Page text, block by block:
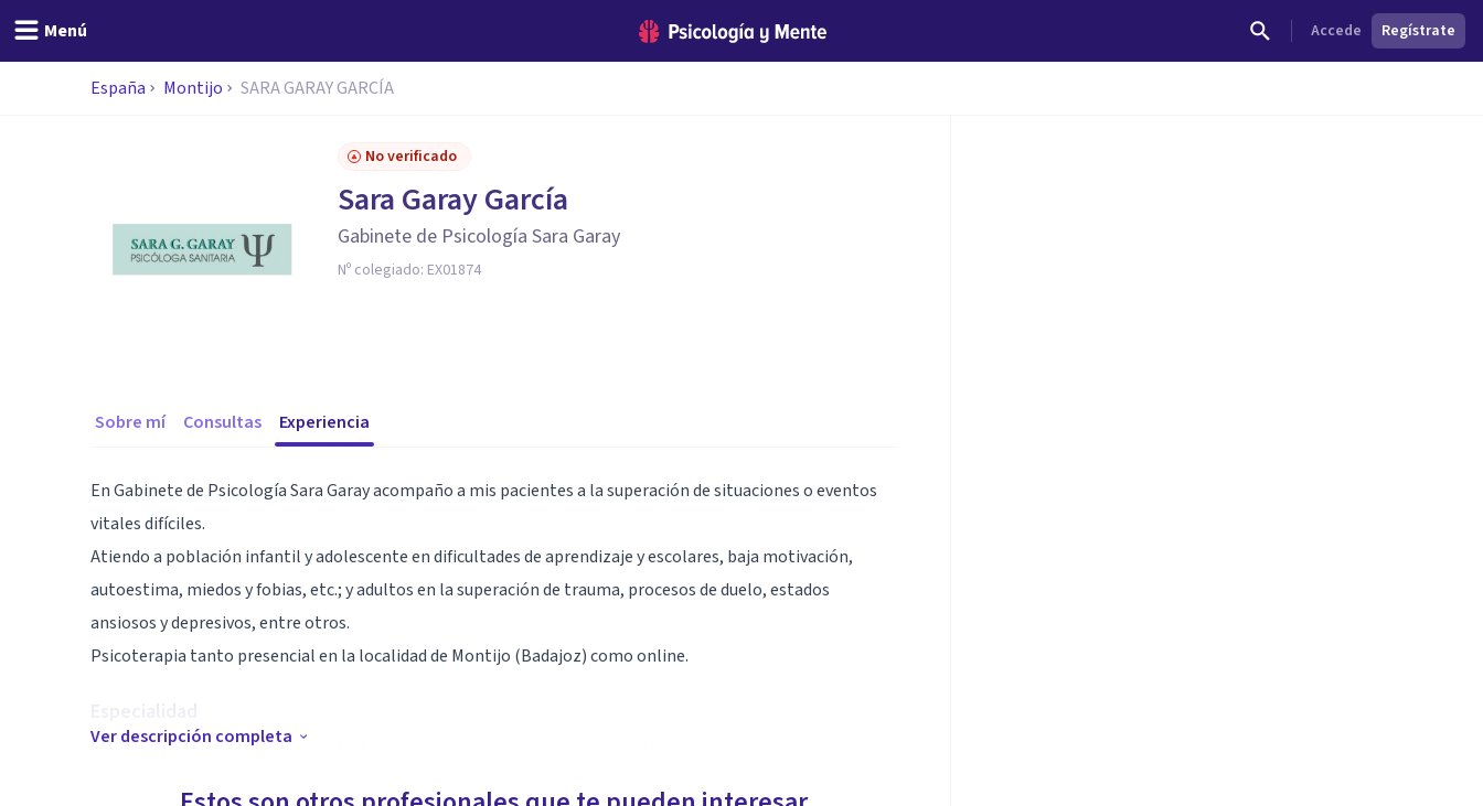
Menú Accede Regístrate
España Montijo SARA GARAY GARCÍA
No verificado
Sara Garay García
Gabinete de Psicología Sara Garay
Nº colegiado: EX01874
Sobre mí Consultas Experiencia
En Gabinete de Psicología Sara Garay acompaño a mis pacientes a la superación de situaciones o eventos
vitales difíciles.
Atiendo a población infantil y adolescente en dificultades de aprendizaje y escolares, baja motivación,
autoestima, miedos y fobias, etc.; y adultos en la superación de trauma, procesos de duelo, estados
ansiosos y depresivos, entre otros.
Psicoterapia tanto presencial en la localidad de Montijo (Badajoz) como online.
Especialidad
Poseo formación de nivel II en EMDR, terapia centrada en el trauma, bajo la cual me apoyo para acompañar
Ver descripción completa